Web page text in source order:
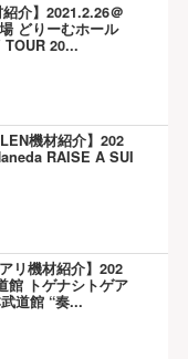
紹介】2021.2.26＠
どりーむホール
TOUR 20...
機材紹介】202
RAISE A SUI
リ機材紹介】202
館 トゲナシトゲア
道館 “奏...